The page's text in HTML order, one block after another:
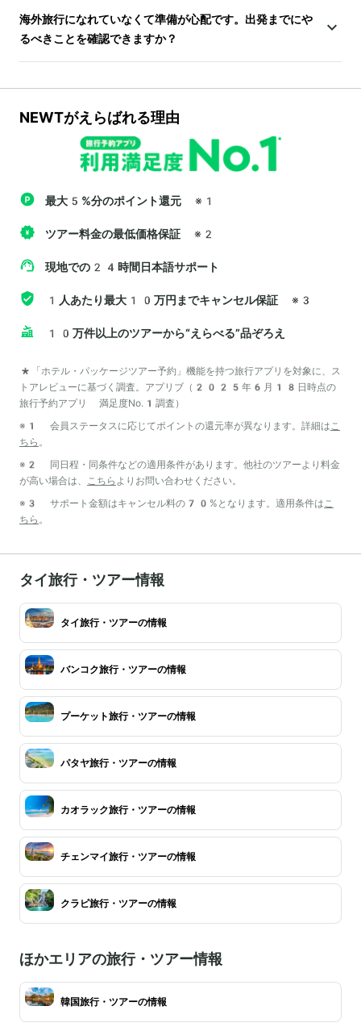
海外旅行になれていなくて準備が心配です。出発までにや
るべきことを確認できますか？
NEWTがえらばれる理由
最大5%分のポイント還元 ※1
ツアー料金の最低価格保証 ※2
現地での24時間日本語サポート
1人あたり最大10万円までキャンセル保証 ※3
10万件以上のツアーから“えらべる”品ぞろえ
*「ホテル・パッケージツアー予約」機能を持つ旅行アプリを対象に、ス
トアレビューに基づく調査。アプリブ（2025年6月18日時点の
旅行予約アプリ 満足度No.1調査）
※1 会員ステータスに応じてポイントの還元率が異なります。詳細は こ
ちら 。
※2 同日程・同条件などの適用条件があります。他社のツアーより料金
が高い場合は、
こちら よりお問い合わせください。
※3 サポート金額はキャンセル料の70%となります。適用条件は こ
ちら 。
タイ旅行・ツアー情報
タイ旅行・ツアーの情報
バンコク旅行・ツアーの情報
プーケット旅行・ツアーの情報
パタヤ旅行・ツアーの情報
カオラック旅行・ツアーの情報
チェンマイ旅行・ツアーの情報
クラビ旅行・ツアーの情報
ほかエリアの旅行・ツアー情報
韓国旅行・ツアーの情報